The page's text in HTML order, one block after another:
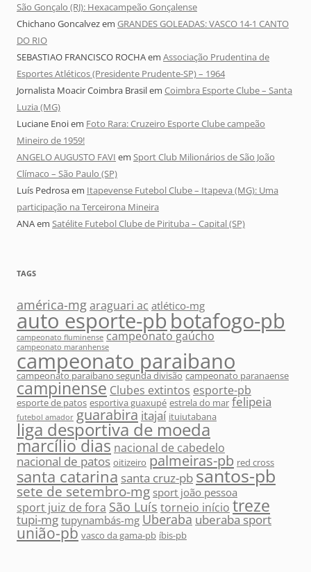
São Gonçalo (RJ): Hexacampeão Gonçalense
Chichano Goncalvezem GRANDES GOLEADAS: VASCO 14-1 CANTO
DO RIO
SEBASTIAO FRANCISCO ROCHAem Associação Prudentina de
Esportes Atléticos (Presidente Prudente-SP) – 1964
Jornalista Moacir Coimbra Brasilem Coimbra Esporte Clube – Santa
Luzia (MG)
Luciane Enoiem Foto Rara: Cruzeiro Esporte Clube campeão
Mineiro de 1959!
ANGELO AUGUSTO FAVI em Sport Club Milionários de São João
Clímaco – São Paulo (SP)
Luís Pedrosaem Itapevense Futebol Clube – Itapeva (MG): Uma
participação na Terceirona Mineira
ANAem Satélite Futebol Clube de Pirituba – Capital (SP)
TAGS
américa-mgaraguari ac atlético-mg
auto esporte-pb botafogo-pb
campeonato fluminense campeonato gaúcho
campeonato maranhense
campeonato paraibano
campeonato paraibano segunda divisão campeonato paranaense
campinense Clubes extintos esporte-pb
esporte de patos esportiva guaxupé estrela do mar felipeia
futebol amador guarabira itajaí ituiutabana
liga desportiva de moeda
marcílio dias nacional de cabedelo
nacional de patos oitizeiro palmeiras-pb red cross
santa catarina santa cruz-pbsantos-pb
sete de setembro-mg sport joão pessoa
sport juiz de fora São Luís torneio início treze
tupi-mg tupynambás-mg Uberaba uberaba sport
união-pb vasco da gama-pb íbis-pb